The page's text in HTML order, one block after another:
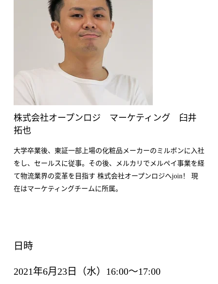
株式会社オープンロジ マーケティング 臼井
拓也
大学卒業後、東証一部上場の化粧品メーカーのミルボンに入社
をし、セールスに従事。その後、メルカリでメルペイ事業を経
て物流業界の変革を目指す 株式会社オープンロジへjoin！ 現
在はマーケティングチームに所属。
日時
2021年6月23日（水）16:00〜17:00